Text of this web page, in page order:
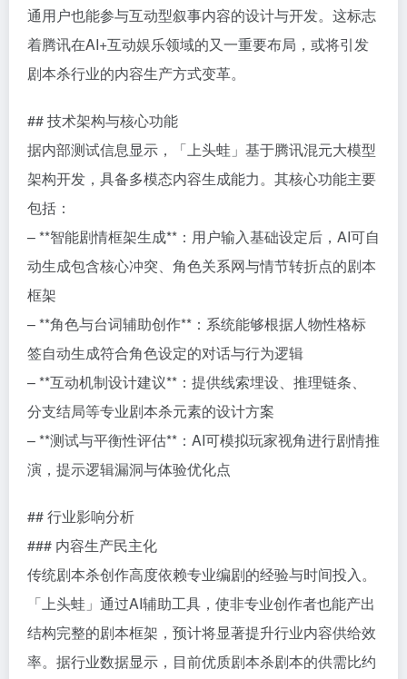
通用户也能参与互动型叙事内容的设计与开发。这标志
着腾讯在AI+互动娱乐领域的又一重要布局，或将引发
剧本杀行业的内容生产方式变革。
## 技术架构与核心功能
据内部测试信息显示，「上头蛙」基于腾讯混元大模型
架构开发，具备多模态内容生成能力。其核心功能主要
包括：
– **智能剧情框架生成**：用户输入基础设定后，AI可自
动生成包含核心冲突、角色关系网与情节转折点的剧本
框架
– **角色与台词辅助创作**：系统能够根据人物性格标
签自动生成符合角色设定的对话与行为逻辑
– **互动机制设计建议**：提供线索埋设、推理链条、
分支结局等专业剧本杀元素的设计方案
– **测试与平衡性评估**：AI可模拟玩家视角进行剧情推
演，提示逻辑漏洞与体验优化点
## 行业影响分析
### 内容生产民主化
传统剧本杀创作高度依赖专业编剧的经验与时间投入。
「上头蛙」通过AI辅助工具，使非专业创作者也能产出
结构完整的剧本框架，预计将显著提升行业内容供给效
率。据行业数据显示，目前优质剧本杀剧本的供需比约